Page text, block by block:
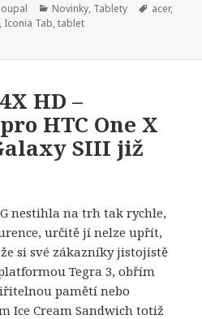
Rubriky:
Novinky, Tablety Štítky:
acer,
, Iconia Tab,tablet
HD –
HTC One X
SIII již
nestihla na trh tak rychle,
určitě jí nelze upřít,
si své zákazníky jistojistě
Tegra 3, obřím
pamětí nebo
Ice Cream Sandwich totiž